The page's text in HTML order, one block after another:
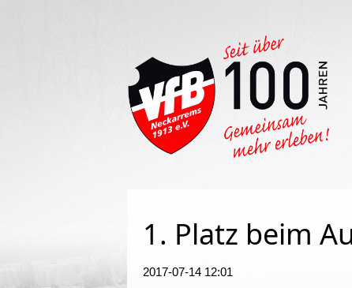
1. Platz beim
2017-07-14 12:01